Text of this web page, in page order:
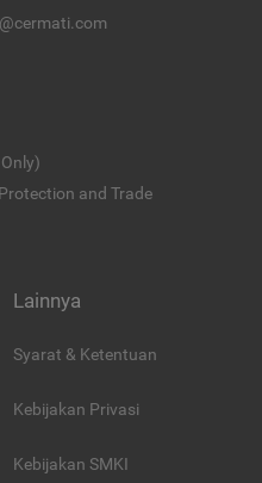
and Trade
Lainnya
Syarat & Ketentuan
Kebijakan Privasi
Kebijakan SMKI